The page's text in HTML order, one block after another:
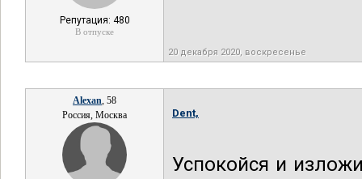
Репутация: 480
В отпуске
20 декабря 2020, воскресенье
Alexan, 58
Россия, Москва
Dent,
Успокойся и